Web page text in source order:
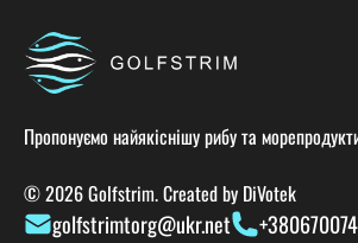
Пропонуємо найякіснішу рибу та
© 2026 Golfstrim. Created by DiVotek
golfstrimtorg@ukr.net